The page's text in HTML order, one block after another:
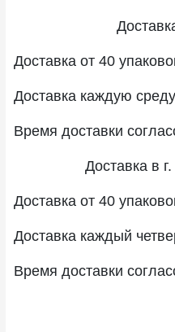
Доставка от 40
Доставка каждую среду
Время доставки
Доставка в
Доставка от 40
Доставка каждый
Время доставки